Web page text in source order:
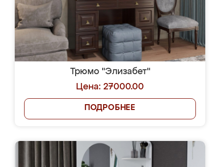
Трюмо "Элизабет"
Цена: 27000.00
ПОДРОБНЕЕ